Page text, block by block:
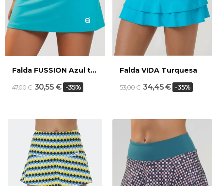
Falda FUSSION Azul turquesa
47,00 € 30,55 € -35%
Falda VIDA Turquesa
53,00 € 34,45 € -35%